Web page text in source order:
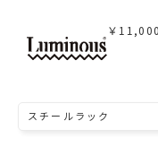
￥
スチールラック